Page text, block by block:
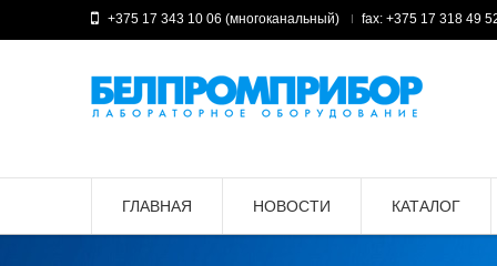
+375 17 343 10 06 (многоканальный) fax: +375 17 318 49
ГЛАВНАЯ НОВОСТИ КАТАЛОГ